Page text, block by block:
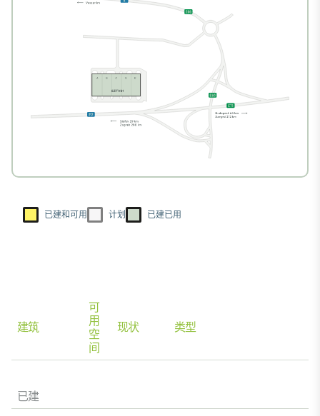
已建和可用 计划 已建已用
建筑
可
用
空
间
现状 类型
已建